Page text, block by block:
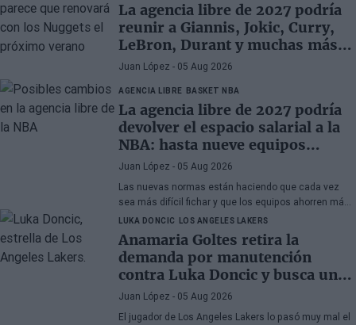
La agencia libre de 2027 podría
reunir a Giannis, Jokic, Curry,
LeBron, Durant y muchas más
superestrellas
Juan López - 05 Aug 2026
AGENCIA LIBRE BASKET NBA
La agencia libre de 2027 podría
devolver el espacio salarial a la
NBA: hasta nueve equipos
tendrían margen
Juan López - 05 Aug 2026
Las nuevas normas están haciendo que cada vez
sea más difícil fichar y que los equipos ahorren más
que nunca
LUKA DONCIC LOS ANGELES LAKERS
Anamaria Goltes retira la
demanda por manutención
contra Luka Doncic y busca un
acuerdo amistoso
Juan López - 05 Aug 2026
El jugador de Los Angeles Lakers lo pasó muy mal el